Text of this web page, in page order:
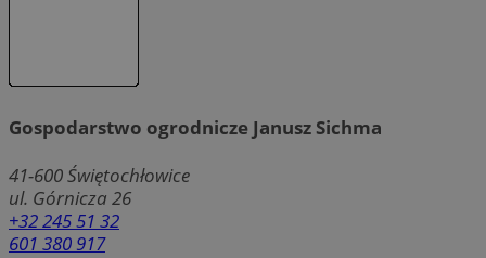
Gospodarstwo ogrodnicze Janusz Sichma
41-600Świętochłowice
ul. Górnicza 26
+32 245 51 32
601 380 917